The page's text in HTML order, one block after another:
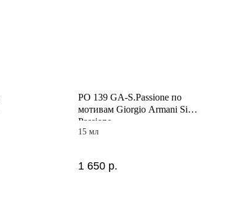
PO 139 GA-S.Passione по
мотивам Giorgio Armani Si
Passione
15 мл
1 650 р.